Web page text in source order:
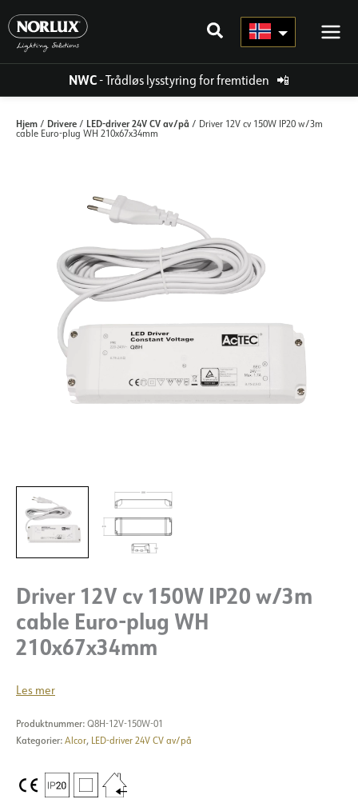
rett
innholdet
NWC- Trådløs lysstyring for fremtiden 📲
Hjem / Drivere / LED-driver 24V CV av/på / Driver 12V cv 150W IP20 w/3m
cable Euro-plug WH 210x67x34mm
Driver 12V cv 150W IP20 w/3m
cable Euro-plug WH
210x67x34mm
Les mer
Produktnummer: Q8H-12V-150W-01
Kategorier: Alcor, LED-driver 24V CV av/på